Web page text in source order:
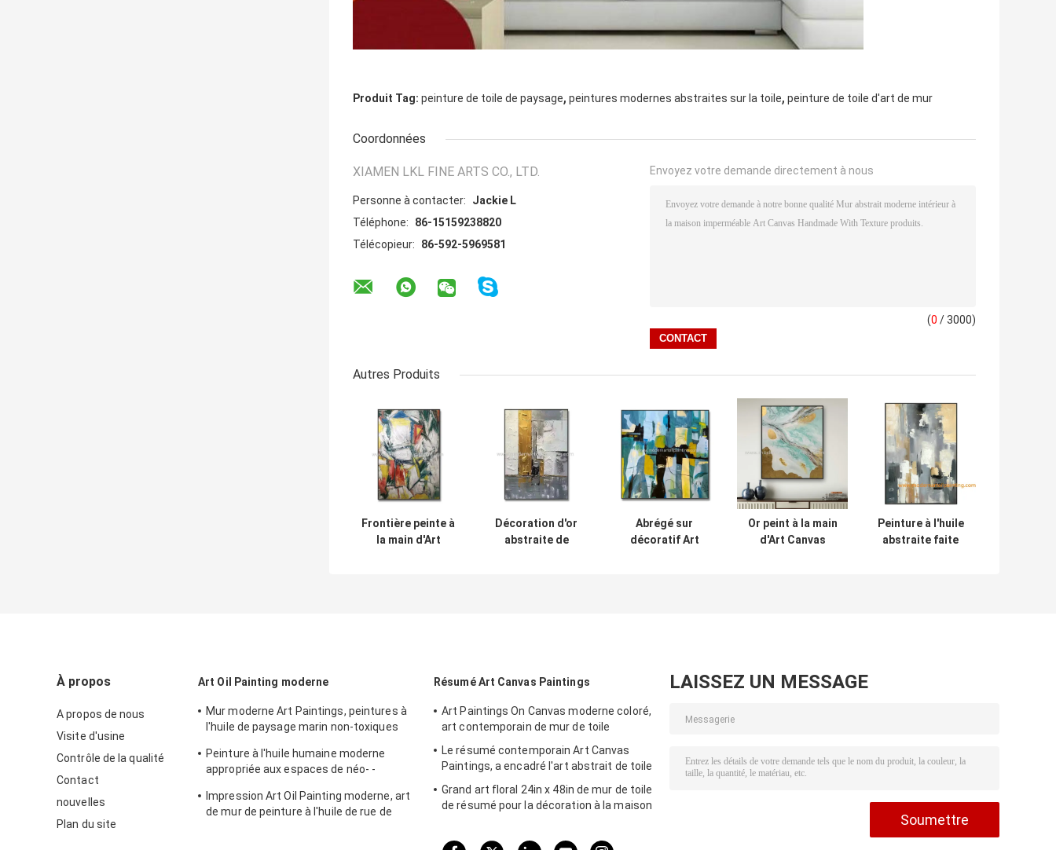
Produit Tag: peinture de toile de paysage, peintures modernes abstraites sur la toile, peinture de toile d'art de mur
Coordonnées
XIAMEN LKL FINE ARTS CO., LTD.
Personne à contacter:
Jackie L
Téléphone:
86-15159238820
Télécopieur:
86-592-5969581
Envoyez votre demande directement à nous
(0 / 3000)
Autres Produits
Frontière peinte à
la main d'Art
Décoration d'or
abstraite de
Abrégé sur
décoratif Art
Or peint à la main
d'Art Canvas
Peinture à l'huile
abstraite faite
À propos
A propos de nous
Visite d'usine
Contrôle de la qualité
Contact
nouvelles
Plan du site
Art Oil Painting moderne
Mur moderne Art Paintings, peintures à
l'huile de paysage marin non-toxiques
Peinture à l'huile humaine moderne
appropriée aux espaces de néo- -
Impression Art Oil Painting moderne, art
de mur de peinture à l'huile de rue de
Résumé Art Canvas Paintings
Art Paintings On Canvas moderne coloré,
art contemporain de mur de toile
Le résumé contemporain Art Canvas
Paintings, a encadré l'art abstrait de toile
Grand art floral 24in x 48in de mur de toile
de résumé pour la décoration à la maison
LAISSEZ UN MESSAGE